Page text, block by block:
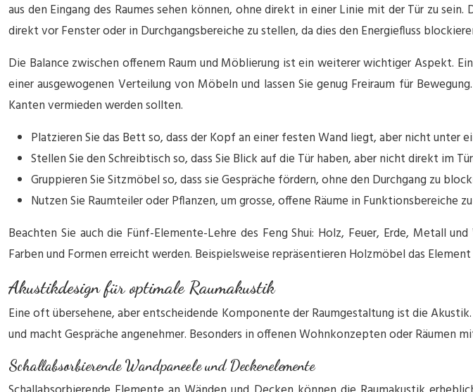
aus den Eingang des Raumes sehen können, ohne direkt in einer Linie mit der Tür zu
direkt vor Fenster oder in Durchgangsbereiche zu stellen, da dies den Energiefluss
Die Balance zwischen offenem Raum und Möblierung ist ein weiterer wichtiger Aspekt.
einer ausgewogenen Verteilung von Möbeln und lassen Sie genug Freiraum für
Kanten vermieden werden sollten.
Platzieren Sie das Bett so, dass der Kopf an einer festen Wand liegt, aber nicht unter
Stellen Sie den Schreibtisch so, dass Sie Blick auf die Tür haben, aber nicht direkt im
Gruppieren Sie Sitzmöbel so, dass sie Gespräche fördern, ohne den Durchgang zu
Nutzen Sie Raumteiler oder Pflanzen, um grosse, offene Räume in Funktionsbereiche
Beachten Sie auch die Fünf-Elemente-Lehre des Feng Shui: Holz, Feuer, Erde, Metall
Farben und Formen erreicht werden. Beispielsweise repräsentieren Holzmöbel das
Akustikdesign für optimale Raumakustik
Eine oft übersehene, aber entscheidende Komponente der Raumgestaltung ist die
und macht Gespräche angenehmer. Besonders in offenen Wohnkonzepten oder Räumen
Schallabsorbierende Wandpaneele und Deckenelemente